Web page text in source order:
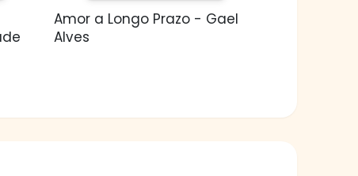
Amor a Longo Prazo - Gael
Alves